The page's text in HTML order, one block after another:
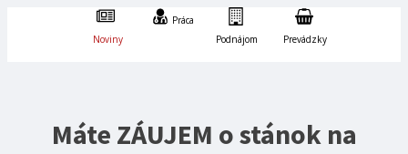
Noviny
Práca
Podnájom
Prevádzky
Máte ZÁUJEM o stánok na